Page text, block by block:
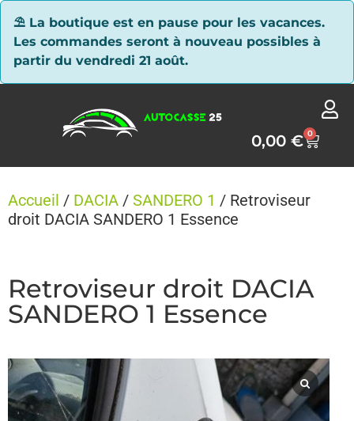
⛱ La boutique est en pause pour les vacances.
Les commandes seront à nouveau possibles à
partir du vendredi 21 août.
0,00€ 0
Accueil / DACIA / SANDERO 1 / Retroviseur
droit DACIA SANDERO 1 Essence
Retroviseur droit DACIA
SANDERO 1 Essence
Panneau de gestion des cookies